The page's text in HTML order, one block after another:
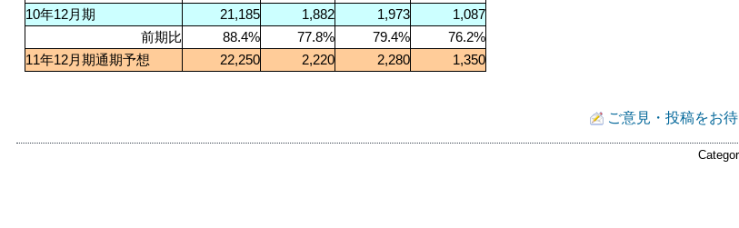
10年12月期 21,185 1,882 1,973
1,087
前期比
88.4% 77.8% 79.4%
76.2%
11年12月期通期予想 22,250 2,220 2,280 1,350
ご意見・投稿をお